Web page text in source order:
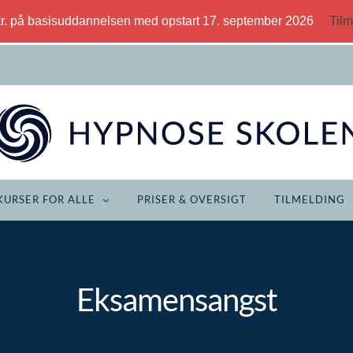
på basisuddannelsen med opstart 17. september 2026
FOR ALLE PRISER & OVERSIGT TILMELDING
Eksamensangst